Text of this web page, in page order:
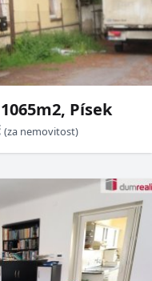
Písek
(za nemovitost)